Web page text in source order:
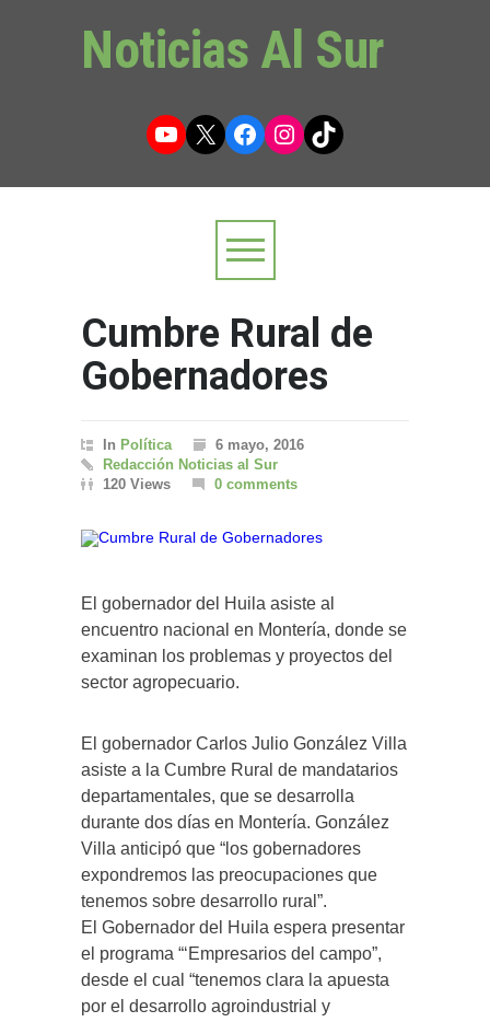
Noticias Al Sur
YouTube
X Facebook
Instagram
TikTok
Cumbre Rural de
Gobernadores
In Política
6 mayo, 2016
Redacción Noticias al Sur
120 Views
0 comments
El gobernador del Huila asiste al
encuentro nacional en Montería, donde se
examinan los problemas y proyectos del
sector agropecuario.
El gobernador Carlos Julio González Villa
asiste a la Cumbre Rural de mandatarios
departamentales, que se desarrolla
durante dos días en Montería. González
Villa anticipó que “los gobernadores
expondremos las preocupaciones que
tenemos sobre desarrollo rural”.
El Gobernador del Huila espera presentar
el programa “‘Empresarios del campo”,
desde el cual “tenemos clara la apuesta
por el desarrollo agroindustrial y